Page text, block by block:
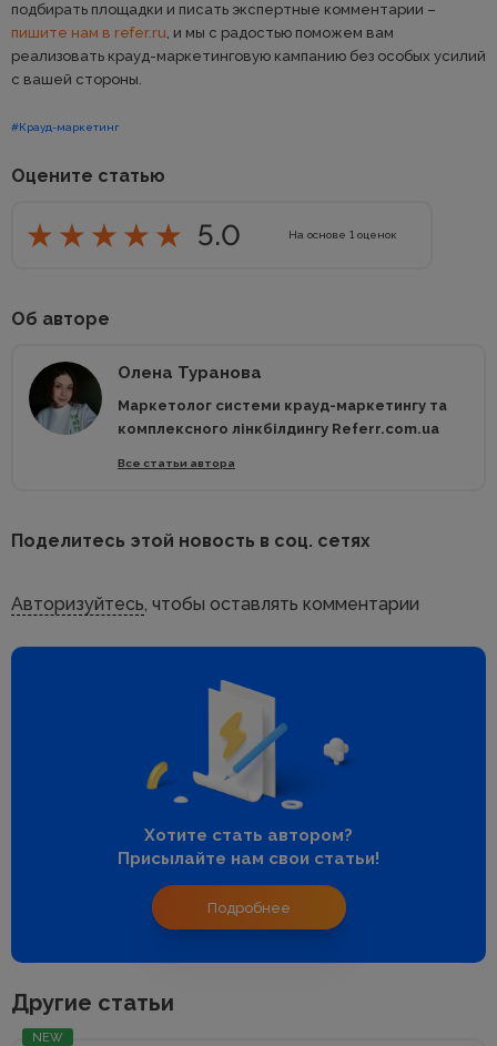
подбирать площадки и писать экспертные комментарии –
пишите нам в refer.ru, и мы с радостью поможем вам
реализовать крауд-маркетинговую кампанию без особых усилий
с вашей стороны.
#Крауд-маркетинг
Оцените статью
5.0 На основе 1 оценок
Об авторе
Олена Туранова
Маркетолог системи крауд-маркетингу та
комплексного лінкбілдингу Referr.com.ua
Все статьи автора
Поделитесь этой новость в соц. сетях
Авторизуйтесь, чтобы оставлять комментарии
Хотите стать автором?
Присылайте нам свои статьи!
Подробнее
Другие статьи
NEW